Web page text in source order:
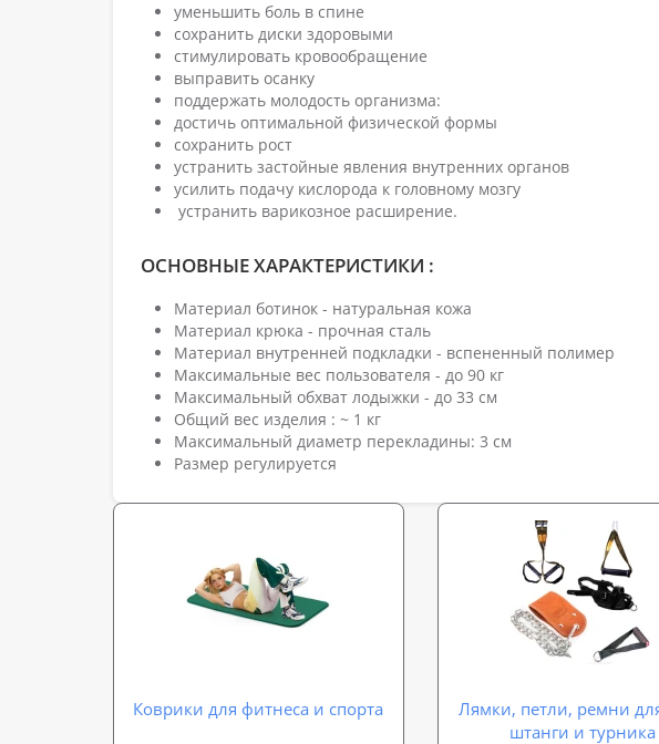
уменьшить боль в спине
сохранить диски здоровыми
стимулировать кровообращение
выправить осанку
поддержать молодость организма:
достичь оптимальной физической формы
сохранить рост
устранить застойные явления внутренних органов
усилить подачу кислорода к головному мозгу
устранить варикозное расширение.
ОСНОВНЫЕ ХАРАКТЕРИСТИКИ :
Материал ботинок - натуральная кожа
Материал крюка - прочная сталь
Материал внутренней подкладки - вспененный полимер
Максимальные вес пользователя - до 90 кг
Максимальный обхват лодыжки - до 33 см
Общий вес изделия : ~ 1 кг
Максимальный диаметр перекладины: 3 см
Размер регулируется
Коврики для фитнеса и спорта
Лямки, петли, ремни
штанги и турника